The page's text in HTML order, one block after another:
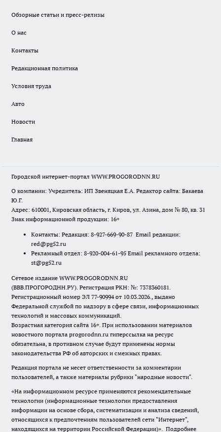
Обзорные статьи и пресс-релизы
О нас
Контакты
Редакционная политика
Условия труда
Авто
Новости
Главная
Городской интернет-портал WWW.PROGORODNN.RU
О компании: Учредитель: ИП Звеняцкая Е.А. Редактор сайта: Бакаева
Ю.Г.
Адрес: 610001, Кировская область, г. Киров, ул. Азина, дом № 80, кв. 31
Знак информационной продукции: 16+
Контакты: Редакция: 8-927-669-90-87 Email редакции:
red@pg52.ru
Рекламный отдел: 8-920-004-61-95 Email рекламного отдела:
st@pg52.ru
Сетевое издание WWW.PROGORODNN.RU
(ВВВ.ПРОГОРОДНН.РУ). Регистрация РКН: №: 7378360181.
Регистрационный номер ЭЛ 77-90994 от 10.03.2026., выдано
Федеральной службой по надзору в сфере связи, информационных
технологий и массовых коммуникаций.
Возрастная категория сайта 16+. При использовании материалов
новостного портала progorodnn.ru гиперссылка на ресурс
обязательна, в противном случае будут применены нормы
законодательства РФ об авторских и смежных правах.
Редакция портала не несет ответственности за комментарии
пользователей, а также материалы рубрики "народные новости".
«На информационном ресурсе применяются рекомендательные
технологии (информационные технологии предоставления
информации на основе сбора, систематизации и анализа сведений,
относящихся к предпочтениям пользователей сети "Интернет",
находящихся на территории Российской Федерации)». Подробнее